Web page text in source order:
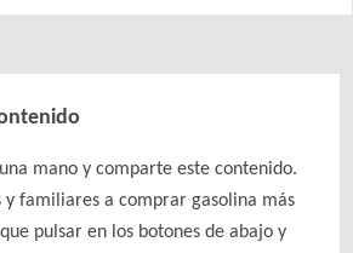
mano y comparte este contenido.
y familiares a comprar gasolina más
pulsar en los botones de abajo y